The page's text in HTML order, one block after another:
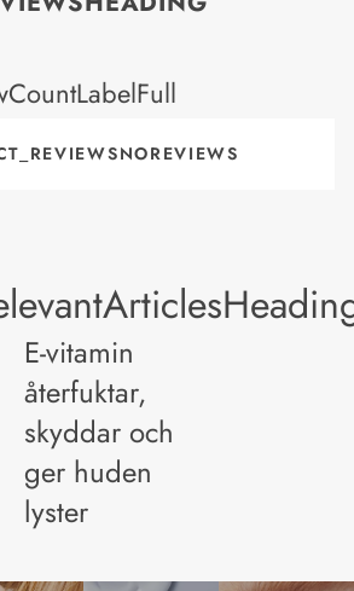
E-vitamin
återfuktar,
skyddar och
ger huden
lyster